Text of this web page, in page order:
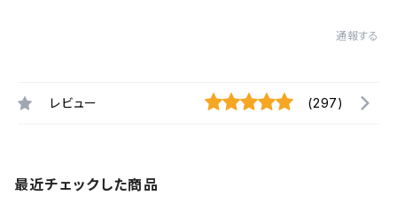
通報する
レビュー (297)
最近チェックした商品